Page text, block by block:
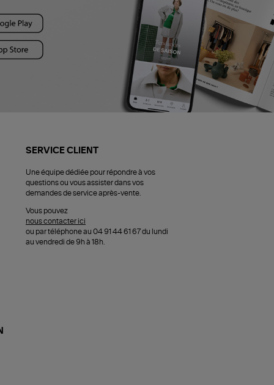
SERVICE CLIENT
Une équipe dédiée pour répondre à vos
questions ou vous assister dans vos
demandes de service après-vente.
Vous pouvez
nous contacter ici
ou par téléphone au 04 91 44 61 67 du lundi
au vendredi de 9h à 18h.